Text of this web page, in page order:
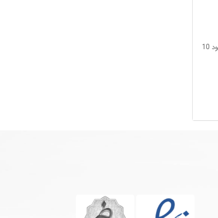
3-با فشردن دکمه دانلود حدودا 10 ویدیو منتظر شوید تا ویدویوهای در صف فرار گرفته شده یکی پش از دیگری دانلود شوند و سپس دکمه دانلود 10